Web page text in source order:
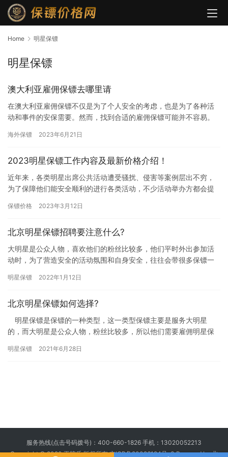
Home 明星保镖
明星保镖
澳大利亚雇佣保镖去哪里请
在澳大利亚雇佣保镖不仅是为了个人安全的考虑，也是为了各种活
动和事件的安保需要。然而，找到合适的雇佣保镖可能并不容易。
镖。 …
海外保镖 2023年6月21日
2023明星保镖工作内容及最新价格介绍！
近年来，各类明星出席公共活动遭受骚扰、侵害等案例层出不穷，
为了保障他们能安全顺利的进行各类活动，不少活动举办方都会提
私，确…
保镖价格 2023年3月12日
北京明星保镖招聘要注意什么?
大明星是公众人物，喜欢他们的粉丝比较多，他们平时外出参加活
动时，为了营造安全的活动氛围和自身安全，往往会带很多保镖一
也在大…
明星保镖 2022年1月12日
北京明星保镖如何选择?
明星保镖是保镖的一种类型，这一类型保镖主要是服务大明星
的，而大明星是公众人物，粉丝比较多，所以他们需要雇佣明星保
为观…
明星保镖 2021年6月28日
服务热线(点击号码拨号)： 400-660-1826 手机： 13020052213
Copyright © 2020 王牌盾 版权所有京ICP备20026194号-3Powered by 北